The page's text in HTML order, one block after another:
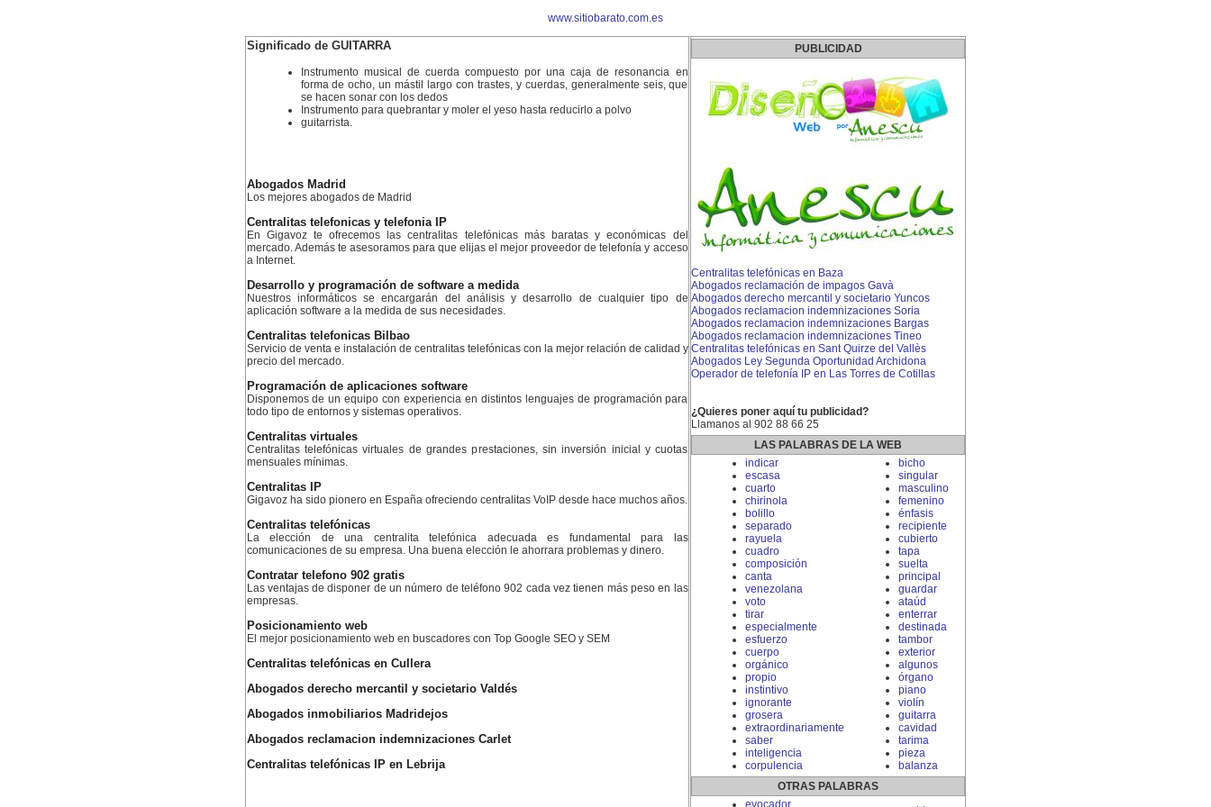
www.sitiobarato.com.es
Significado de GUITARRA
Instrumento musical de cuerda compuesto por una caja de resonancia en
forma de ocho, un mástil largo con trastes, y cuerdas, generalmente seis, que
se hacen sonar con los dedos
Instrumento para quebrantar y moler el yeso hasta reducirlo a polvo
guitarrista.
Abogados Madrid
Los mejores abogados de Madrid
Centralitas telefonicas y telefonia IP
En Gigavoz te ofrecemos las centralitas telefónicas más baratas y económicas del
mercado. Además te asesoramos para que elijas el mejor proveedor de telefonía y acceso
a Internet.
Desarrollo y programación de software a medida
Nuestros informáticos se encargarán del análisis y desarrollo de cualquier tipo de
aplicación software a la medida de sus necesidades.
Centralitas telefonicas Bilbao
Servicio de venta e instalación de centralitas telefónicas con la mejor relación de calidad y
precio del mercado.
Programación de aplicaciones software
Disponemos de un equipo con experiencia en distintos lenguajes de programación para
todo tipo de entornos y sistemas operativos.
Centralitas virtuales
Centralitas telefónicas virtuales de grandes prestaciones, sin inversión inicial y cuotas
mensuales mínimas.
Centralitas IP
Gigavoz ha sido pionero en España ofreciendo centralitas VoIP desde hace muchos años.
Centralitas telefónicas
La elección de una centralita telefónica adecuada es fundamental para las
comunicaciones de su empresa. Una buena elección le ahorrara problemas y dinero.
Contratar telefono 902 gratis
Las ventajas de disponer de un número de teléfono 902 cada vez tienen más peso en las
empresas.
Posicionamiento web
El mejor posicionamiento web en buscadores con Top Google SEO y SEM
Centralitas telefónicas en Cullera
Abogados derecho mercantil y societario Valdés
Abogados inmobiliarios Madridejos
Abogados reclamacion indemnizaciones Carlet
Centralitas telefónicas IP en Lebrija
PUBLICIDAD
Centralitas telefónicas en Baza
Abogados reclamación de impagos Gavà
Abogados derecho mercantil y societario Yuncos
Abogados reclamacion indemnizaciones Soria
Abogados reclamacion indemnizaciones Bargas
Abogados reclamacion indemnizaciones Tineo
Centralitas telefónicas en Sant Quirze del Vallès
Abogados Ley Segunda Oportunidad Archidona
Operador de telefonía IP en Las Torres de Cotillas
¿Quieres poner aquí tu publicidad?
Llamanos al 902 88 66 25
LAS PALABRAS DE LA WEB
indicar
escasa
cuarto
chirinola
bolillo
separado
rayuela
cuadro
composición
canta
venezolana
voto
tirar
especialmente
esfuerzo
cuerpo
orgánico
propio
instintivo
ignorante
grosera
extraordinariamente
saber
inteligencia
corpulencia
bicho
singular
masculino
femenino
énfasis
recipiente
cubierto
tapa
suelta
principal
guardar
ataúd
enterrar
destinada
tambor
exterior
algunos
órgano
piano
violín
guitarra
cavidad
tarima
pieza
balanza
OTRAS PALABRAS
evocador